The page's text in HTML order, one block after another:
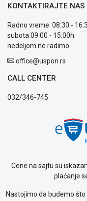
KONTAKTIRAJTE NAS
Radno vreme: 08:30 -
subota 09:00 - 15:00h
nedeljom ne radimo
office@uspon.rs
CALL CENTER
032/346-745
Cene na sajtu su
plaćanje
Nastojimo da budemo